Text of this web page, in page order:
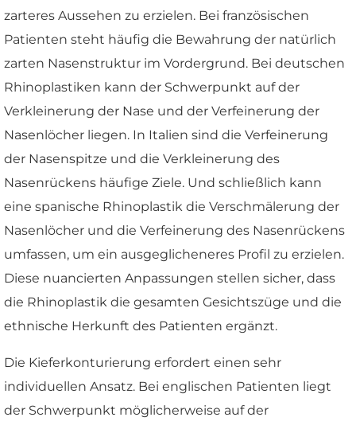
zarteres Aussehen zu erzielen. Bei französischen
Patienten steht häufig die Bewahrung der natürlich
zarten Nasenstruktur im Vordergrund. Bei deutschen
Rhinoplastiken kann der Schwerpunkt auf der
Verkleinerung der Nase und der Verfeinerung der
Nasenlöcher liegen. In Italien sind die Verfeinerung
der Nasenspitze und die Verkleinerung des
Nasenrückens häufige Ziele. Und schließlich kann
eine spanische Rhinoplastik die Verschmälerung der
Nasenlöcher und die Verfeinerung des Nasenrückens
umfassen, um ein ausgeglicheneres Profil zu erzielen.
Diese nuancierten Anpassungen stellen sicher, dass
die Rhinoplastik die gesamten Gesichtszüge und die
ethnische Herkunft des Patienten ergänzt.
Die Kieferkonturierung erfordert einen sehr
individuellen Ansatz. Bei englischen Patienten liegt
der Schwerpunkt möglicherweise auf der